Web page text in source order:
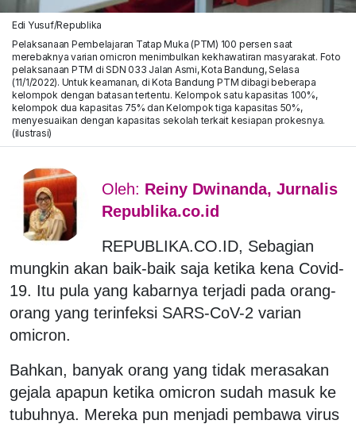
Edi Yusuf/Republika
Pelaksanaan Pembelajaran Tatap Muka (PTM) 100 persen saat
merebaknya varian omicron menimbulkan kekhawatiran masyarakat. Foto
pelaksanaan PTM di SDN 033 Jalan Asmi, Kota Bandung, Selasa
(11/1/2022). Untuk keamanan, di Kota Bandung PTM dibagi beberapa
kelompok dengan batasan tertentu. Kelompok satu kapasitas 100%,
kelompok dua kapasitas 75% dan Kelompok tiga kapasitas 50%,
menyesuaikan dengan kapasitas sekolah terkait kesiapan prokesnya.
(ilustrasi)
Oleh: Reiny Dwinanda, Jurnalis
Republika.co.id
REPUBLIKA.CO.ID, Sebagian
mungkin akan baik-baik saja ketika kena Covid-
19. Itu pula yang kabarnya terjadi pada orang-
orang yang terinfeksi SARS-CoV-2 varian
omicron.
Bahkan, banyak orang yang tidak merasakan
gejala apapun ketika omicron sudah masuk ke
tubuhnya. Mereka pun menjadi pembawa virus